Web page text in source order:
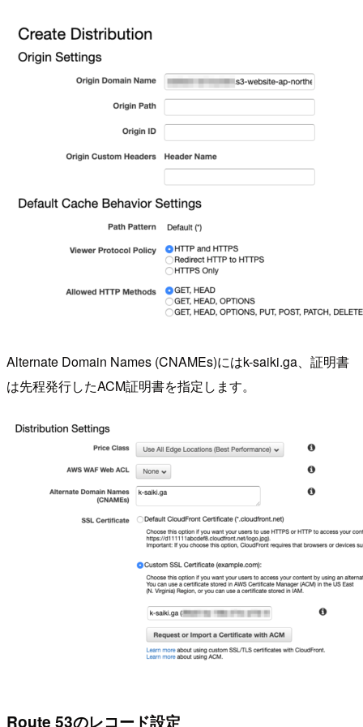
Alternate Domain Names (CNAMEs)にはk-saiki.ga、証明書
は先程発行したACM証明書を指定します。
Route 53のレコード設定